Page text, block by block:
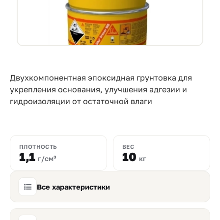
Калькуляторы
800
550-
03-
50
Двухкомпонентная эпоксидная грунтовка для
укрепления основания, улучшения адгезии и
гидроизоляции от остаточной влаги
ПЛОТНОСТЬ
1,1 г/см³
ВЕС
10 кг
Все характеристики